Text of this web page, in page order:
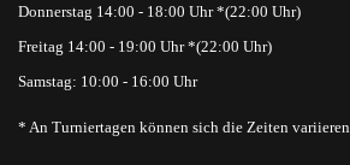
Donnerstag 14:00 - 18:00 Uhr *(22:00 Uhr)
Freitag 14:00 - 19:00 Uhr *(22:00 Uhr)
Samstag: 10:00 - 16:00 Uhr
* An Turniertagen können sich die Zeiten variieren